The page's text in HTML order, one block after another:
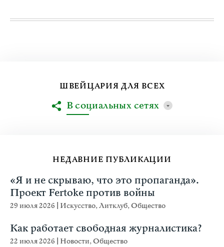
НЕДАВНИЕ ПУБЛИКАЦИИ
«Я и не скрываю, что это пропаганда».
Проект Fertoke против войны
29 июля 2026 Искусство,Литклуб,Общество
Как работает свободная журналистика?
22 июля 2026 Новости,Общество
ШВЕЙЦАРИЯ ДЛЯ ВСЕХ
В социальных сетях